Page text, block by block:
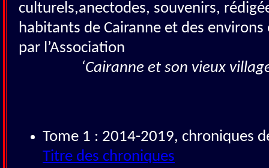
culturels,anectodes, souvenirs,
habitants de Cairanne et des environs
par l’Association
‘Cairanne et son vieux
Tome 1 : 2014-2019, chroniques
Titre des chroniques